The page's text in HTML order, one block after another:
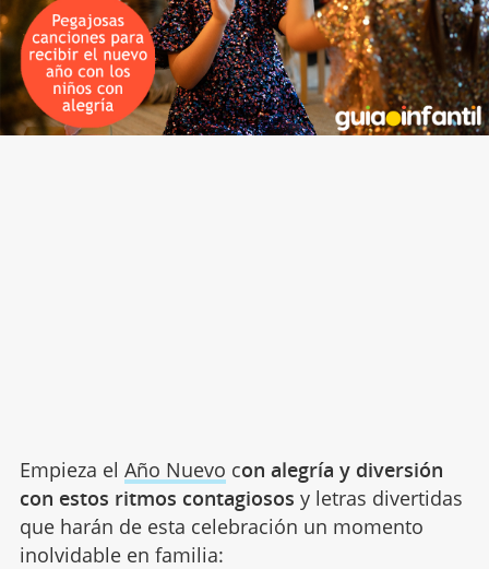
Empieza el Año Nuevo con alegría y diversión
con estos ritmos contagiosos y letras divertidas
que harán de esta celebración un momento
inolvidable en familia: